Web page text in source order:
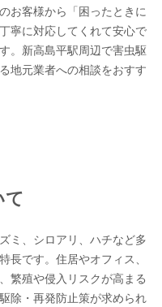
お客様から「困ったときに
寧に対応してくれて安心で
。新高島平駅周辺で害虫駆
地元業者への相談をおすす
ミ、シロアリ、ハチなど多
です。住居やオフィス、
繁殖や侵入リスクが高まる
除・再発防止策が求められ